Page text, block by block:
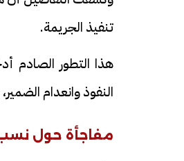
تنفيذ الجريمة.
هذا التطور الصادم
النفوذ وانعدام
مفاجأة حول